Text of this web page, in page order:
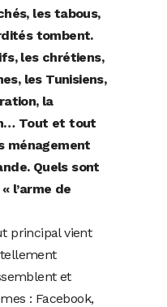
les tabous,
tombent.
les chrétiens,
les Tunisiens,
la
Tout et tout
ménagement
Quels sont
l’arme de
principal vient
et
: Facebook,